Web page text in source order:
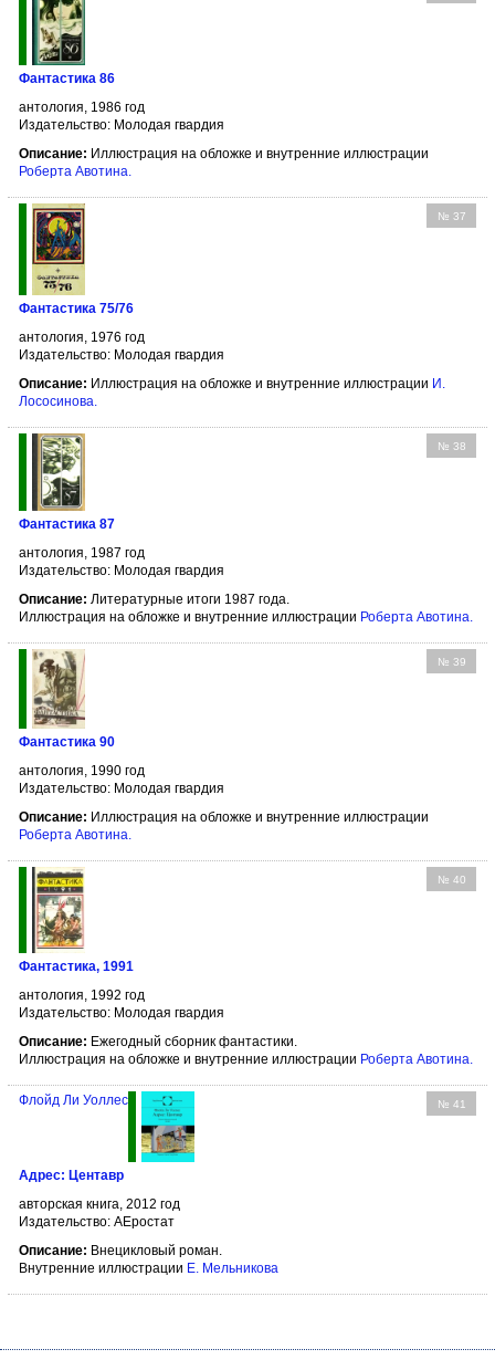
Фантастика 86
антология, 1986 год
Издательство: Молодая гвардия
Описание: Иллюстрация на обложке и внутренние иллюстрации
Роберта Авотина
№ 37
Фантастика 75/76
антология, 1976 год
Издательство: Молодая гвардия
Описание: Иллюстрация на обложке и внутренние иллюстрации И.
Лососинова.
№ 38
Фантастика 87
антология, 1987 год
Издательство: Молодая гвардия
Описание: Литературные итоги 1987 года.
Иллюстрация на обложке и внутренние иллюстрации Роберта Авотина
№ 39
Фантастика 90
антология, 1990 год
Издательство: Молодая гвардия
Описание: Иллюстрация на обложке и внутренние иллюстрации
Роберта Авотина.
№ 40
Фантастика, 1991
антология, 1992 год
Издательство: Молодая гвардия
Описание: Ежегодный сборник фантастики.
Иллюстрация на обложке и внутренние иллюстрации Роберта Авотина.
№ 41
Флойд Ли Уоллес
Адрес: Центавр
авторская книга, 2012 год
Издательство: АЕростат
Описание: Внецикловый роман.
Внутренние иллюстрации Е. Мельникова